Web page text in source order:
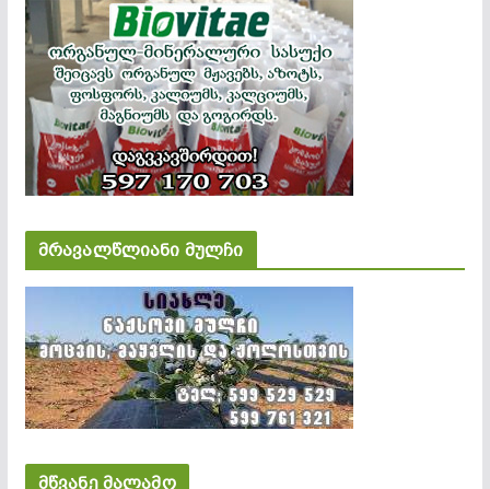
მრავალწლიანი მულჩი
მწვანე მალამო